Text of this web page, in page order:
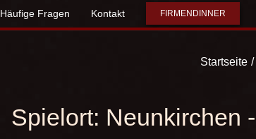
Häufige Fragen Kontakt FIRMENDINNER
Startseite
Spielort: Neunkirchen